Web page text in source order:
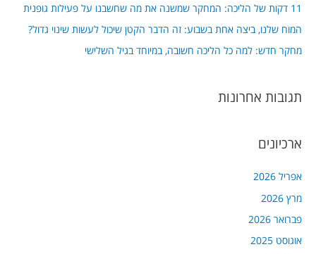
o
r
:
11 דקות של הליכה: המחקר שמשנה את מה שחשבנו על פעילות גופנית
המוח שלנו, ביצה אחת בשבוע: זה הדבר הקטן שיכול לעשות שינוי גדול?
מחקר חדש: למה כל הליכה חשובה, במיוחד בגיל השלישי
תגובות אחרונות
ארכיונים
אפריל 2026
מרץ 2026
פברואר 2026
אוגוסט 2025